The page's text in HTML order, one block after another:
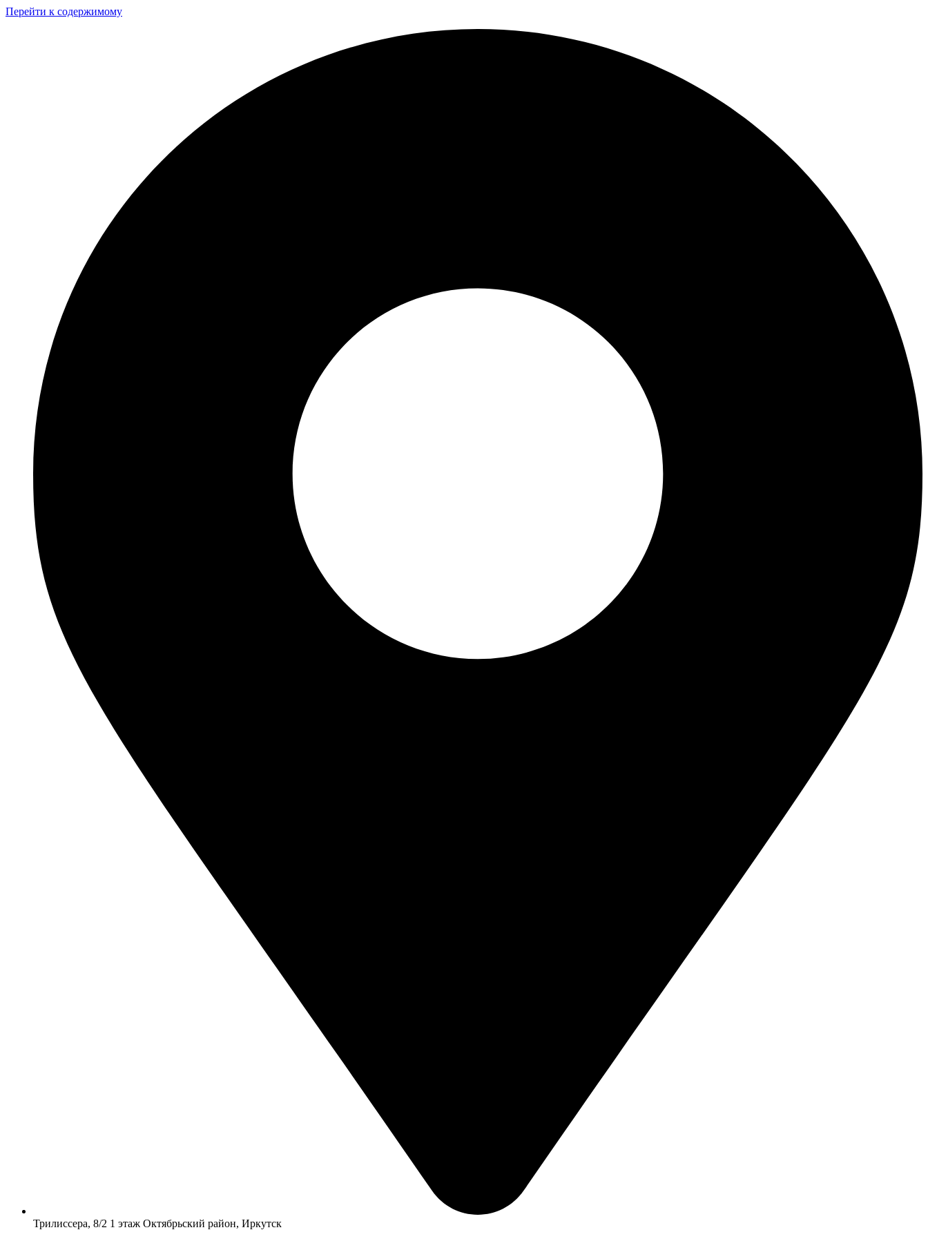
Перейти к содержимому
​Трилиссера, 8/2​ 1 этаж​ Октябрьский район, Иркутск